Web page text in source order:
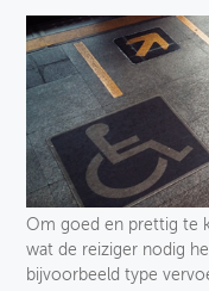
Om goed en prettig te
wat de reiziger nodig
bijvoorbeeld type